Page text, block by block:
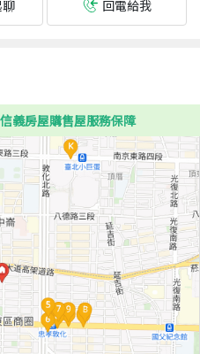
回電給我
義房屋購售屋服務保障